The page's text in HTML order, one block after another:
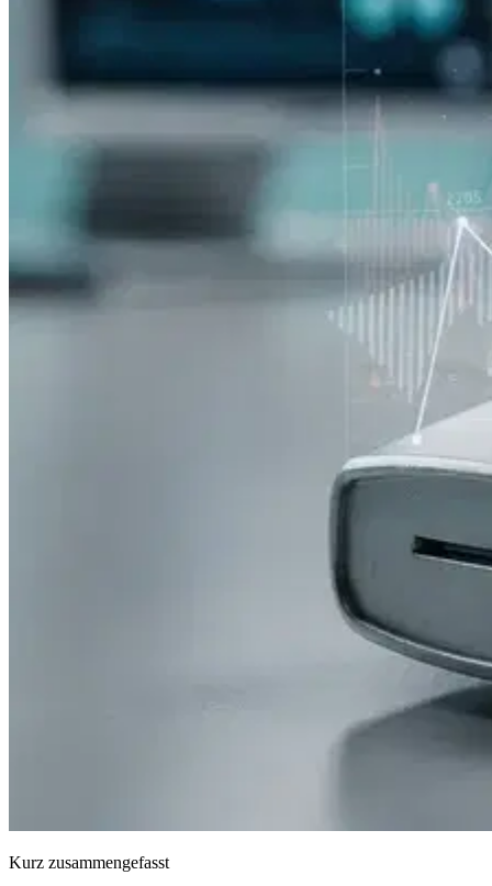
Kurz zusammengefasst